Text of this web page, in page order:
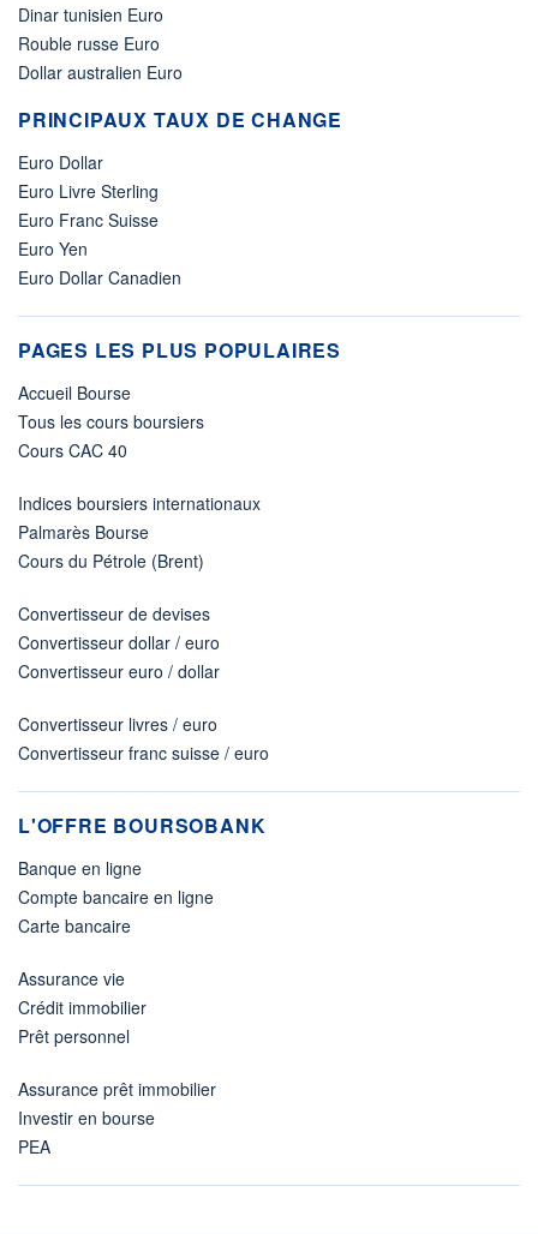
Dinar tunisien Euro
Rouble russe Euro
Dollar australien Euro
PRINCIPAUX TAUX DE CHANGE
Euro Dollar
Euro Livre Sterling
Euro Franc Suisse
Euro Yen
Euro Dollar Canadien
PAGES LES PLUS POPULAIRES
Accueil Bourse
Tous les cours boursiers
Cours CAC 40
Indices boursiers internationaux
Palmarès Bourse
Cours du Pétrole (Brent)
Convertisseur de devises
Convertisseur dollar / euro
Convertisseur euro / dollar
Convertisseur livres / euro
Convertisseur franc suisse / euro
L'OFFRE BOURSOBANK
Banque en ligne
Compte bancaire en ligne
Carte bancaire
Assurance vie
Crédit immobilier
Prêt personnel
Assurance prêt immobilier
Investir en bourse
PEA